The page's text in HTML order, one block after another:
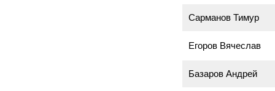
Сарманов Тимур
Егоров Вячеслав
Базаров Андрей